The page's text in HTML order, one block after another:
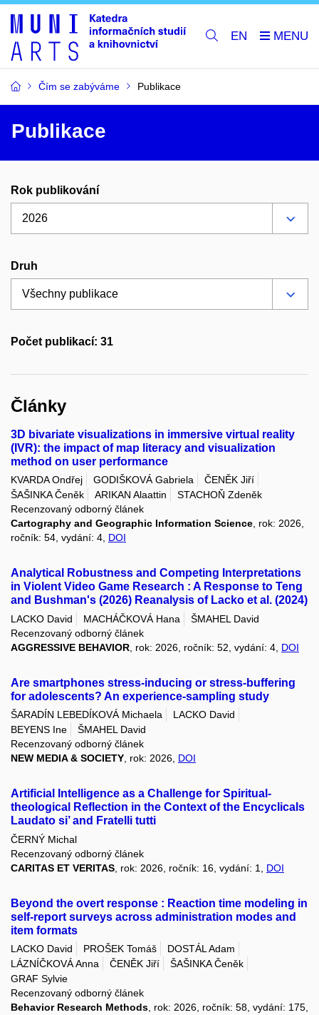
EN
Čím se zabýváme Publikace
Publikace
Rok publikování
Druh
Počet publikací: 31
Články
3D bivariate visualizations in immersive virtual reality
(IVR): the impact of map literacy and visualization
method on user performance
KVARDA Ondřej GODIŠKOVÁ Gabriela
ČENĚK Jiří
ŠAŠINKA Čeněk
ARIKAN Alaattin
STACHOŇ Zdeněk
Recenzovaný odborný článek
Cartography and Geographic Information Science, rok: 2026,
ročník: 54, vydání: 4, DOI
Analytical Robustness and Competing Interpretations
in Violent Video Game Research : A Response to Teng
and Bushman's (2026) Reanalysis of Lacko et al. (2024)
LACKO David MACHÁČKOVÁ Hana
ŠMAHEL David
Recenzovaný odborný článek
AGGRESSIVE BEHAVIOR , rok: 2026, ročník: 52, vydání: 4, DOI
Are smartphones stress-inducing or stress-buffering
for adolescents? An experience-sampling study
ŠARADÍN LEBEDÍKOVÁ Michaela
LACKO David
BEYENS Ine
ŠMAHEL David
Recenzovaný odborný článek
NEW MEDIA & SOCIETY, rok: 2026, DOI
Artificial Intelligence as a Challenge for Spiritual-
theological Reflection in the Context of the Encyclicals
Laudato si’ and Fratelli tutti
ČERNÝ Michal
Recenzovaný odborný článek
CARITAS ET VERITAS , rok: 2026, ročník: 16, vydání: 1, DOI
Beyond the overt response : Reaction time modeling in
self-report surveys across administration modes and
item formats
LACKO David PROŠEK Tomáš
DOSTÁL Adam
LÁZNÍČKOVÁ Anna
ČENĚK Jiří
ŠAŠINKA Čeněk
GRAF Sylvie
Recenzovaný odborný článek
Behavior Research Methods, rok: 2026, ročník: 58, vydání: 175,